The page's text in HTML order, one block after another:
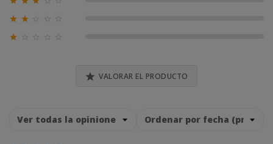
 

 VALORAR EL PRODUCTO